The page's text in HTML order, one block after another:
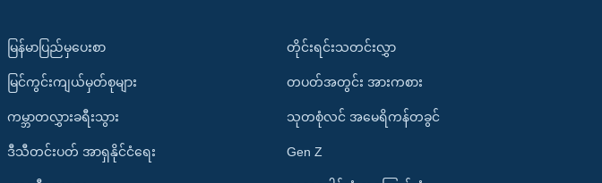
မြန်မာပြည်မှပေးစာ
မြင်ကွင်းကျယ်မှတ်စုများ
ကမ္ဘာတလွှားခရီးသွား
ဒီသီတင်းပတ် အာရှနိုင်ငံရေး
တိုင်းရင်းသတင်းလွှာ
တပတ်အတွင်း အားကစား
သုတစုံလင် အမေရိကန်တခွင်
Gen Z